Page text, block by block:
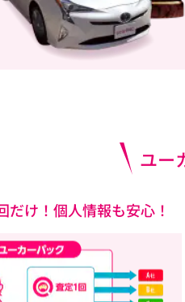
ユー
だけ！個人情報も安心！